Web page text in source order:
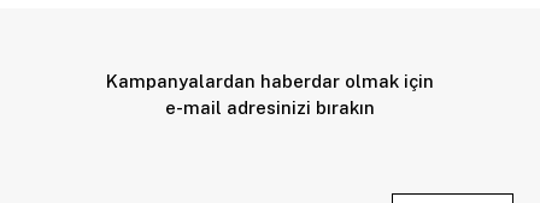
Kampanyalardan haberdar olmak için
e-mail adresinizi bırakın